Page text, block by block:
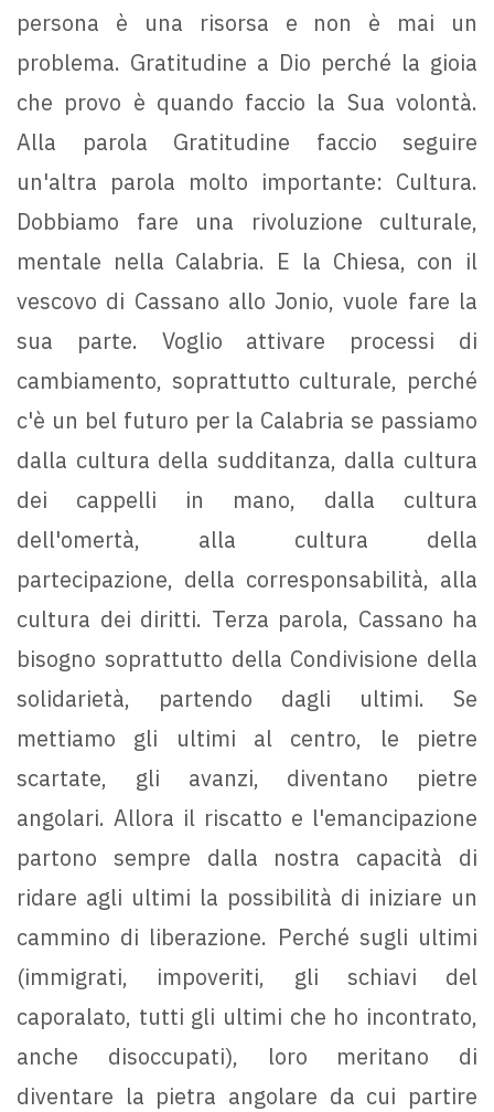
persona è una risorsa e non è mai un
problema. Gratitudine a Dio perché la gioia
che provo è quando faccio la Sua volontà.
Alla parola Gratitudine faccio seguire
un'altra parola molto importante: Cultura.
Dobbiamo fare una rivoluzione culturale,
mentale nella Calabria. E la Chiesa, con il
vescovo di Cassano allo Jonio, vuole fare la
sua parte. Voglio attivare processi di
cambiamento, soprattutto culturale, perché
c'è un bel futuro per la Calabria se passiamo
dalla cultura della sudditanza, dalla cultura
dei cappelli in mano, dalla cultura
dell'omertà, alla cultura della
partecipazione, della corresponsabilità, alla
cultura dei diritti. Terza parola, Cassano ha
bisogno soprattutto della Condivisione della
solidarietà, partendo dagli ultimi. Se
mettiamo gli ultimi al centro, le pietre
scartate, gli avanzi, diventano pietre
angolari. Allora il riscatto e l'emancipazione
partono sempre dalla nostra capacità di
ridare agli ultimi la possibilità di iniziare un
cammino di liberazione. Perché sugli ultimi
(immigrati, impoveriti, gli schiavi del
caporalato, tutti gli ultimi che ho incontrato,
anche disoccupati), loro meritano di
diventare la pietra angolare da cui partire